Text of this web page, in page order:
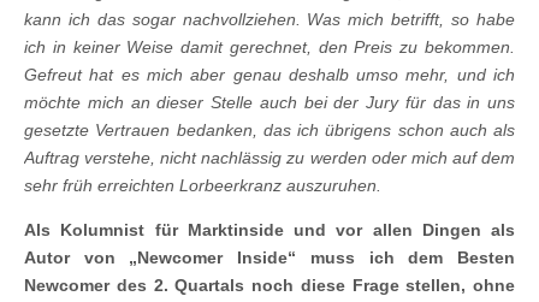
kann ich das sogar nachvollziehen. Was mich betrifft, so habe
ich in keiner Weise damit gerechnet, den Preis zu bekommen.
Gefreut hat es mich aber genau deshalb umso mehr, und ich
möchte mich an dieser Stelle auch bei der Jury für das in uns
gesetzte Vertrauen bedanken, das ich übrigens schon auch als
Auftrag verstehe, nicht nachlässig zu werden oder mich auf dem
sehr früh erreichten Lorbeerkranz auszuruhen.
Als Kolumnist für Marktinside und vor allen Dingen als
Autor von „Newcomer Inside“ muss ich dem Besten
Newcomer des 2. Quartals noch diese Frage stellen, ohne